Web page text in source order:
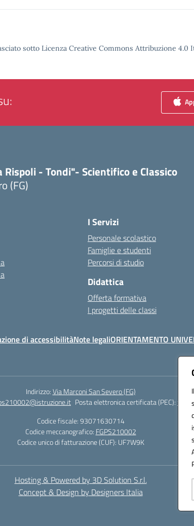
sotto Licenza Creative Commons Attribuzione 4.0
Rispoli - Tondi"- Scientifico e Classico
(FG)
I Servizi
Personale scolastico
Famiglie e studenti
Percorsi di studio
Didattica
Offerta formativa
I progetti delle classi
di accessibilitàNote legaliORIENTAMENTO
Indirizzo:Via Marconi San Severo (FG)
Posta elettronica certificata (PEC):
Codice fiscale: 93071630714
Codice meccanografico: FGPS210002
Codice unico di fatturazione (CUF): UF7W9K
Hosting & Powered by 3D Solution S.r.l.
Concept & Design by Designers Italia